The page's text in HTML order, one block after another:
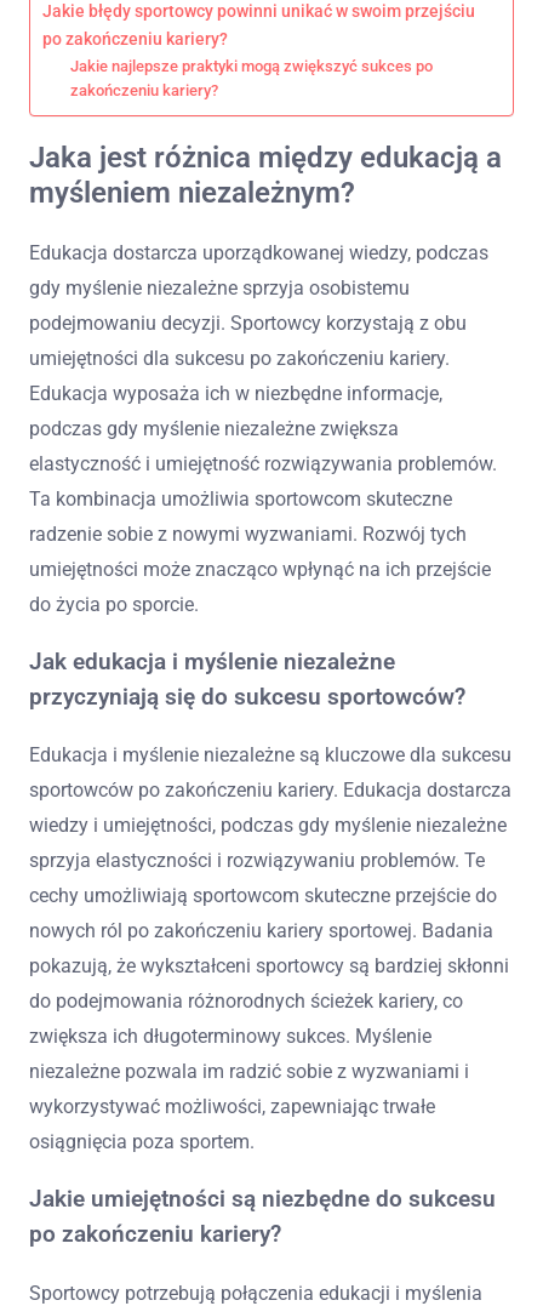
Jakie błędy sportowcy powinni unikać w swoim przejściu
po zakończeniu kariery?
Jakie najlepsze praktyki mogą zwiększyć sukces po
zakończeniu kariery?
Jaka jest różnica między edukacją a
myśleniem niezależnym?
Edukacja dostarcza uporządkowanej wiedzy, podczas
gdy myślenie niezależne sprzyja osobistemu
podejmowaniu decyzji. Sportowcy korzystają z obu
umiejętności dla sukcesu po zakończeniu kariery.
Edukacja wyposaża ich w niezbędne informacje,
podczas gdy myślenie niezależne zwiększa
elastyczność i umiejętność rozwiązywania problemów.
Ta kombinacja umożliwia sportowcom skuteczne
radzenie sobie z nowymi wyzwaniami. Rozwój tych
umiejętności może znacząco wpłynąć na ich przejście
do życia po sporcie.
Jak edukacja i myślenie niezależne
przyczyniają się do sukcesu sportowców?
Edukacja i myślenie niezależne są kluczowe dla sukcesu
sportowców po zakończeniu kariery. Edukacja dostarcza
wiedzy i umiejętności, podczas gdy myślenie niezależne
sprzyja elastyczności i rozwiązywaniu problemów. Te
cechy umożliwiają sportowcom skuteczne przejście do
nowych ról po zakończeniu kariery sportowej. Badania
pokazują, że wykształceni sportowcy są bardziej skłonni
do podejmowania różnorodnych ścieżek kariery, co
zwiększa ich długoterminowy sukces. Myślenie
niezależne pozwala im radzić sobie z wyzwaniami i
wykorzystywać możliwości, zapewniając trwałe
osiągnięcia poza sportem.
Jakie umiejętności są niezbędne do sukcesu
po zakończeniu kariery?
Sportowcy potrzebują połączenia edukacji i myślenia